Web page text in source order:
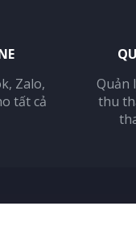
Zalo,
tất cả
Quản
thu